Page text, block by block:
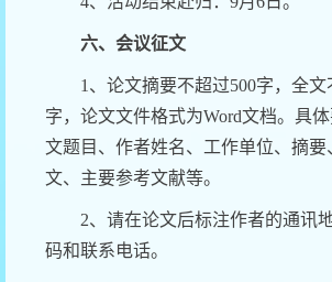
六、会议征文
1、 论文摘要不超过500字，全文
字，论文文件格式为Word文档。具
文题目、作者姓名、工作单位、摘要
文、主要参考文献等。
2、 请在论文后标注作者的通讯
码和联系电话。